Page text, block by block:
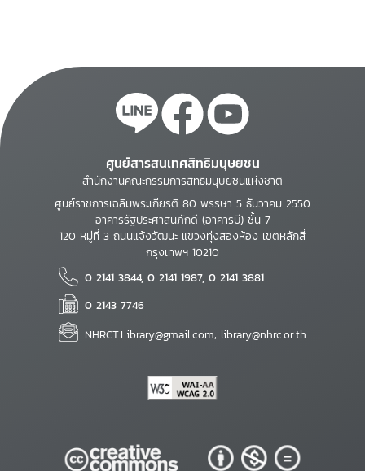
ศูนย์สารสนเทศสิทธิมนุษยชน
สำนักงานคณะกรรมการสิทธิมนุษยชนแห่งชาติ
ศูนย์ราชการเฉลิมพระเกียรติ 80 พรรษา 5 ธันวาคม 2550
อาคารรัฐประศาสนภักดี (อาคารบี) ชั้น 7
120 หมู่ที่ 3 ถนนแจ้งวัฒนะ แขวงทุ่งสองห้อง เขตหลักสี่
กรุงเทพฯ 10210
0 2141 3844, 0 2141 1987, 0 2141 3881
0 2143 7746
NHRCT.Library@gmail.com; library@nhrc.or.th